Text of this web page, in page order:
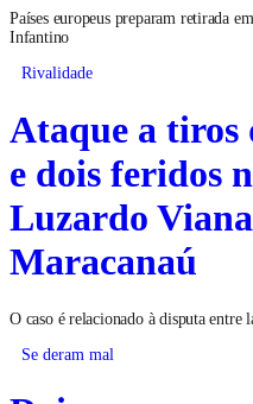
Países europeus preparam retirada
Infantino
Rivalidade
Ataque a tiros
e dois feridos
Luzardo
Maracanaú
O caso é relacionado à disputa entre
Se deram mal